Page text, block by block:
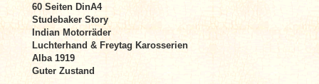
60 Seiten DinA4
Studebaker Story
Indian Motorräder
Luchterhand & Freytag Karosserien
Alba 1919
Guter Zustand